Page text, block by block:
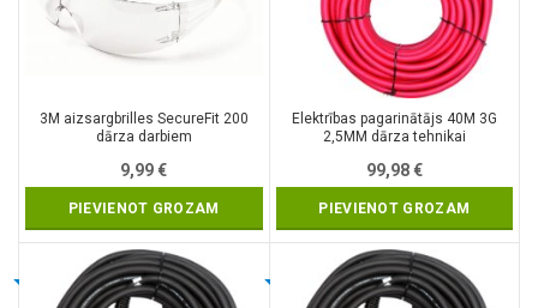
3M aizsargbrilles SecureFit 200
dārza darbiem
9,99€
PIEVIENOT GROZAM
Elektrības pagarinātājs 40M 3G
2,5MM dārza tehnikai
99,98€
PIEVIENOT GROZAM